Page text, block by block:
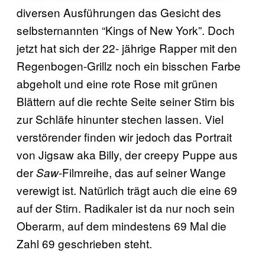
diversen Ausführungen das Gesicht des
selbsternannten “Kings of New York”. Doch
jetzt hat sich der 22- jährige Rapper mit den
Regenbogen-Grillz noch ein bisschen Farbe
abgeholt und eine rote Rose mit grünen
Blättern auf die rechte Seite seiner Stirn bis
zur Schläfe hinunter stechen lassen. Viel
verstörender finden wir jedoch das Portrait
von Jigsaw aka Billy, der creepy Puppe aus
derSaw-Filmreihe, das auf seiner Wange
verewigt ist. Natürlich trägt auch die eine 69
auf der Stirn. Radikaler ist da nur noch sein
Oberarm, auf dem mindestens 69 Mal die
Zahl 69 geschrieben steht.